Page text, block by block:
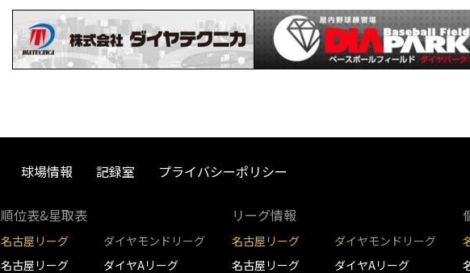
球場情報 記録室 プライバシーポリシー
順位表&星取表
名古屋リーグ
名古屋リーグ
ダイヤモンドリーグ
ダイヤAリーグ
リーグ情報
名古屋リーグ
名古屋リーグ
ダイヤモンドリーグ
ダイヤAリーグ